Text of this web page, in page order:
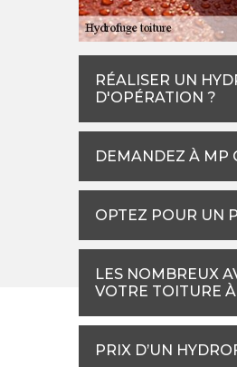
RÉALISER UN
D'OPÉRATION ?
DEMANDEZ À MP
OPTEZ POUR UN
LES NOMBREUX
VOTRE TOITURE
PRIX D’UN